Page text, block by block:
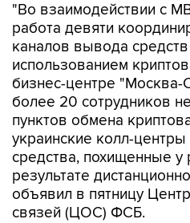
"Во взаимодействии с
работа девяти
каналов вывода
использованием
бизнес-центре
более 20 сотрудников
пунктов обмена
украинские колл-
средства, похищенные у
результате
объявил в пятницу
связей (ЦОС) ФСБ.